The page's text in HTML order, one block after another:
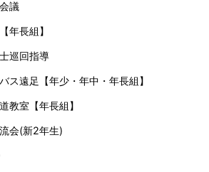
議
年長組】
巡回指導
ス遠足【年少・年中・年長組】
教室【年長組】
会(新2年生)